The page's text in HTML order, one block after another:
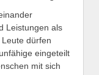
Leistungen als
dürfen
eingeteilt
mit sich